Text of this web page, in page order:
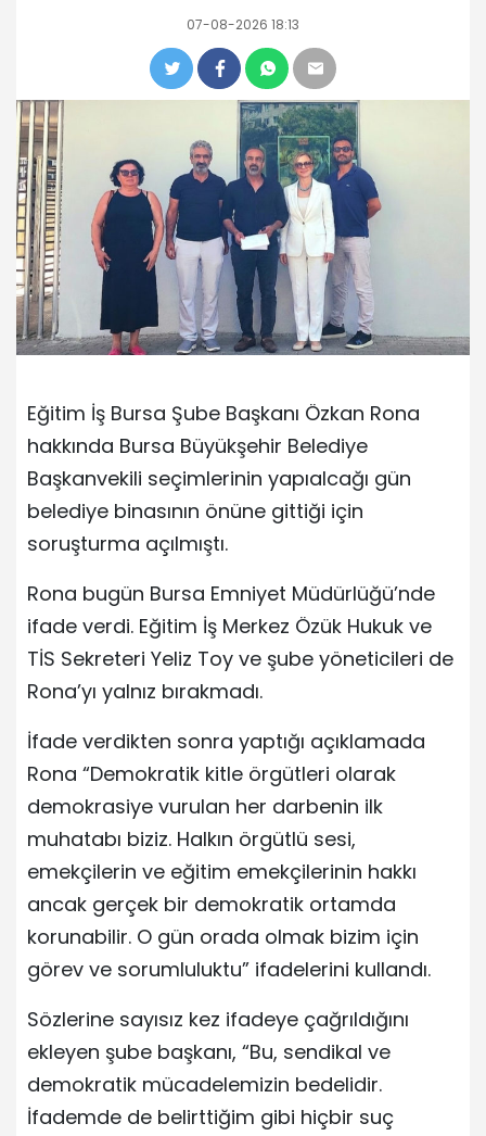
07-08-2026 18:13
Eğitim İş Bursa Şube Başkanı Özkan Rona
hakkında Bursa Büyükşehir Belediye
Başkanvekili seçimlerinin yapıalcağı gün
belediye binasının önüne gittiği için
soruşturma açılmıştı.
Rona bugün Bursa Emniyet Müdürlüğü’nde
ifade verdi. Eğitim İş Merkez Özük Hukuk ve
TİS Sekreteri Yeliz Toy ve şube yöneticileri de
Rona’yı yalnız bırakmadı.
İfade verdikten sonra yaptığı açıklamada
Rona “Demokratik kitle örgütleri olarak
demokrasiye vurulan her darbenin ilk
muhatabı biziz. Halkın örgütlü sesi,
emekçilerin ve eğitim emekçilerinin hakkı
ancak gerçek bir demokratik ortamda
korunabilir. O gün orada olmak bizim için
görev ve sorumluluktu” ifadelerini kullandı.
Sözlerine sayısız kez ifadeye çağrıldığını
ekleyen şube başkanı, “Bu, sendikal ve
demokratik mücadelemizin bedelidir.
İfademde de belirttiğim gibi hiçbir suç